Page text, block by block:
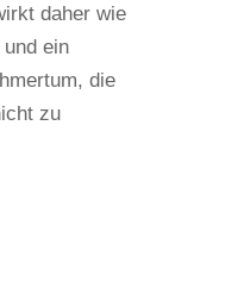
daher wie
ein
die
zu